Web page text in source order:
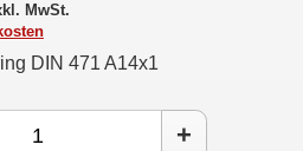
MwSt.
DIN 471 A14x1
+